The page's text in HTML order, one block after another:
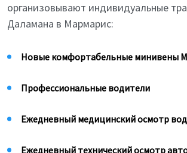
организовывают индивидуальные
Даламана в Мармарис:
Новые комфортабельные минивены
Профессиональные водители
Ежедневный медицинский осмотр
Ежедневный технический осмотр